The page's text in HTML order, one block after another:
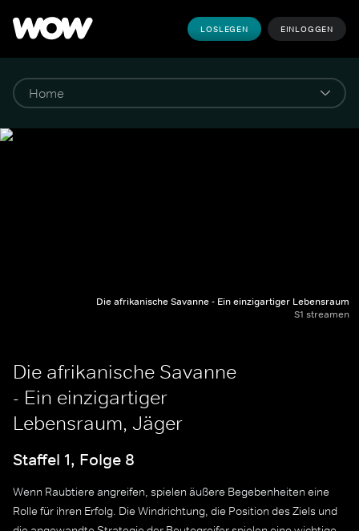
LOSLEGEN EINLOGGEN
Die afrikanische Savanne - Ein einzigartiger Lebensraum
S1 streamen
Die afrikanische Savanne
- Ein einzigartiger
Lebensraum, Jäger
Staffel 1, Folge 8
Wenn Raubtiere angreifen, spielen äußere Begebenheiten eine
Rolle für ihren Erfolg. Die Windrichtung, die Position des Ziels und